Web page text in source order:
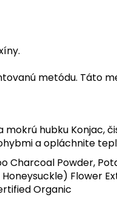
metódu. Táto
hubku Konjac,
a opláchnite
Powder,
Flower
Organic